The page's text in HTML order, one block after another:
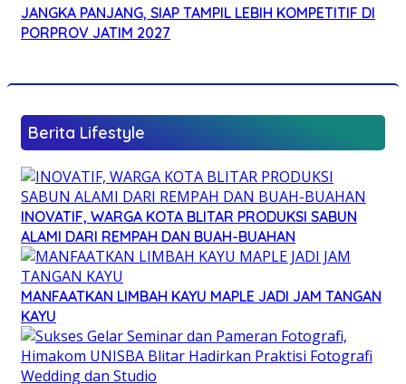
JANGKA PANJANG, SIAP TAMPIL LEBIH KOMPETITIF DI
PORPROV JATIM 2027
Berita Lifestyle
INOVATIF, WARGA KOTA BLITAR PRODUKSI SABUN
ALAMI DARI REMPAH DAN BUAH-BUAHAN
MANFAATKAN LIMBAH KAYU MAPLE JADI JAM TANGAN
KAYU